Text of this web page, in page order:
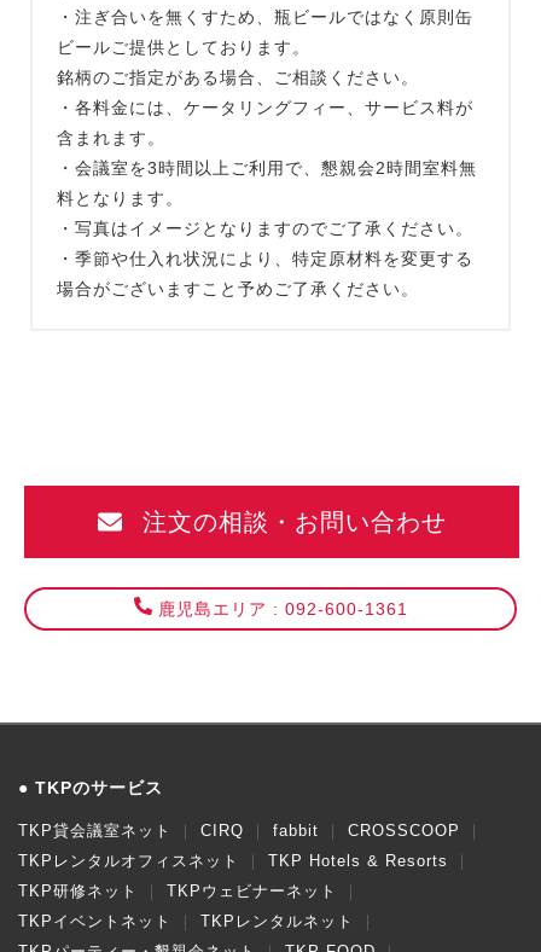
・注ぎ合いを無くすため、瓶ビールではなく原則缶
ビールご提供としております。
銘柄のご指定がある場合、ご相談ください。
・各料金には、ケータリングフィー、サービス料が
含まれます。
・会議室を3時間以上ご利用で、懇親会2時間室料無
料となります。
・写真はイメージとなりますのでご了承ください。
・季節や仕入れ状況により、特定原材料を変更する
場合がございますこと予めご了承ください。
注文の相談・お問い合わせ
鹿児島エリア : 092-600-1361
TKPのサービス
TKP貸会議室ネット CIRQ fabbit
CROSSCOOP
TKPレンタルオフィスネット
TKP Hotels & Resorts
TKP研修ネット
TKPウェビナーネット
TKPイベントネット
TKPレンタルネット